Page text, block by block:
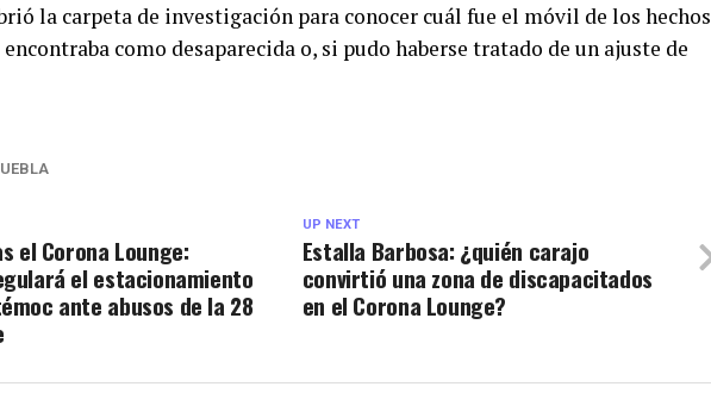
la carpeta de investigación para conocer cuál fue el móvil de los hechos
como desaparecida o, si pudo haberse tratado de un ajuste de
UP NEXT
Estalla Barbosa: ¿quién carajo
convirtió una zona de discapacitados
en el Corona Lounge?
el Corona Lounge:
el estacionamiento
ante abusos de la 28